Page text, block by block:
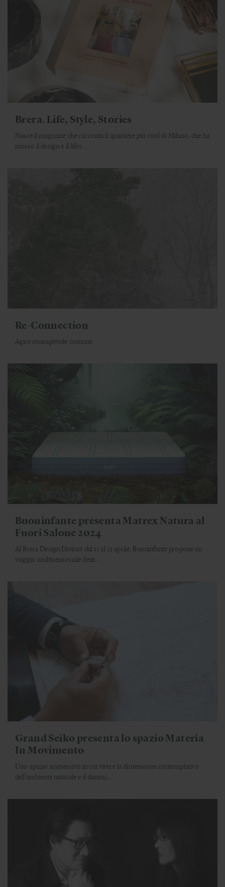
Brera. Life, Style, Stories
Nasce il magazine che racconta il quartiere più cool di Milano, che ha
messo il design e il lifes...
Re-Connection
Agire consapevole comune.
Buoninfante presenta Matrex Natura al
Fuori Salone 2024
Al Brera Design District dal 15 al 21 aprile, Buoninfante propone un
viaggio multisensoriale dent...
Grand Seiko presenta lo spazio Materia
In Movimento
Uno spazio immersivo in cui vivere la dimensione contemplativa
dell’ambiente naturale e il dinami...